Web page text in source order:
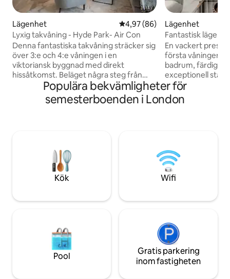
Lägenhet 4,97 av 5 i genomsnittligt
4,97 (86)
Lyxig takvåning - Hyde Park- Air Con
Denna fantastiska takvåning sträcker sig
över 3:e och 4:e våningen i en
viktoriansk byggnad med direkt
hissåtkomst. Beläget några steg från
Hyde Park, korsa helt enkelt vägen för
att njuta av dess skönhet. Boendet är
perfekt för familjer eller grupper och
lyx med den sofistikerade atmosfären i
det konstruerade ekgolvet
Herringbone, en tidlös grund som
utstrålar både värme och el
Lägenhet
Fantastisk
Harrods och
En vackert
första våningen
badrum,
exceptionell
eleganta,
smakfullt
kombinerar
korta och längre
rymligt och
erbjuder ett
boende.
Populära bekvämligheter för
semesterboenden i London
Kök Wifi
Pool
Gratis parkering
inom fastigheten